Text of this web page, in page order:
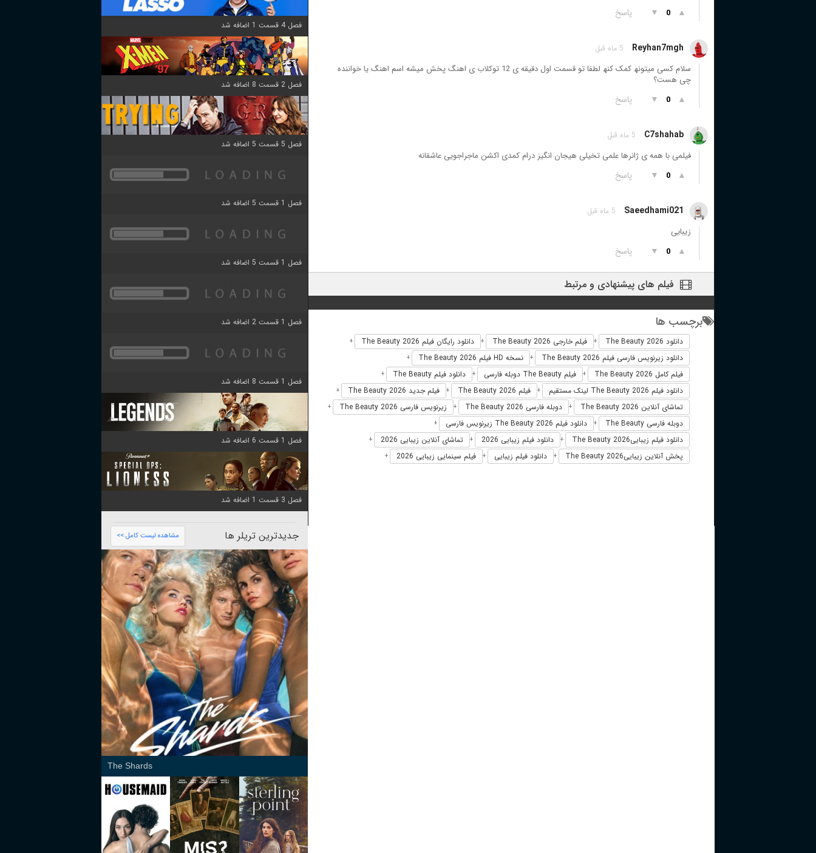
▲
0
▼ پاسخ
Reyhan7mgh 5 ماه قبل
سلام کسی میتونھ کمک کنھ لطفا تو قسمت اول دقیقه ی 12 توکلاب ی اھنگ پخش میشه اسم اھنگ یا خواننده
چی ھست؟
▲
0
▼ پاسخ
C7shahab 5 ماه قبل
فیلمی با همه ی ژانرها علمی تخیلی هیجان انگیز درام کمدی اکشن ماجراجویی عاشقانه
▲
0
▼ پاسخ
Saeedhami021 5 ماه قبل
زیبایی
▲
0
▼ پاسخ
فیلم های پیشنهادی و مرتبط
برچسب ها
دانلود The Beauty 2026 + فیلم خارجی The Beauty 2026 + دانلود رایگان فیلم The Beauty 2026 +
دانلود زیرنویس فارسی فیلم The Beauty 2026 + نسخه HD فیلم The Beauty 2026 +
فیلم کامل The Beauty 2026 + فیلم The Beauty دوبله فارسی + دانلود فیلم The Beauty +
دانلود فیلم The Beauty 2026 لینک مستقیم + فیلم The Beauty 2026 + فیلم جدید The Beauty 2026 +
تماشای آنلاین The Beauty 2026 + دوبله فارسی The Beauty 2026 + زیرنویس فارسی The Beauty 2026 +
دوبله فارسی The Beauty + دانلود فیلم The Beauty 2026 زیرنویس فارسی +
دانلود فیلم زیباییThe Beauty 2026 + دانلود فیلم زیبایی 2026 + تماشای آنلاین زیبایی 2026 +
پخش آنلاین زیباییThe Beauty 2026 + دانلود فیلم زیبایی + فیلم سینمایی زیبایی 2026 +
فصل 4 قسمت 1 اضافه شد
فصل 2 قسمت 8 اضافه شد
فصل 5 قسمت 5 اضافه شد
فصل 1 قسمت 5 اضافه شد
فصل 1 قسمت 5 اضافه شد
فصل 1 قسمت 2 اضافه شد
فصل 1 قسمت 8 اضافه شد
فصل 1 قسمت 6 اضافه شد
فصل 3 قسمت 1 اضافه شد
جدیدترین تریلر ها مشاهده لیست کامل >>
The Shards